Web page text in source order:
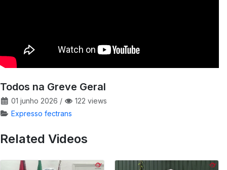
Todos na Greve Geral
01 junho 2026 /
122 views
Expresso fectrans
Related Videos